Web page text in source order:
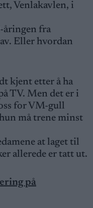
Venlakavlen, i
åringen fra
Eller hvordan
kjent etter å ha
TV. Men det er i
for VM-gull
må trene minst
at laget til
allerede er tatt ut.
på